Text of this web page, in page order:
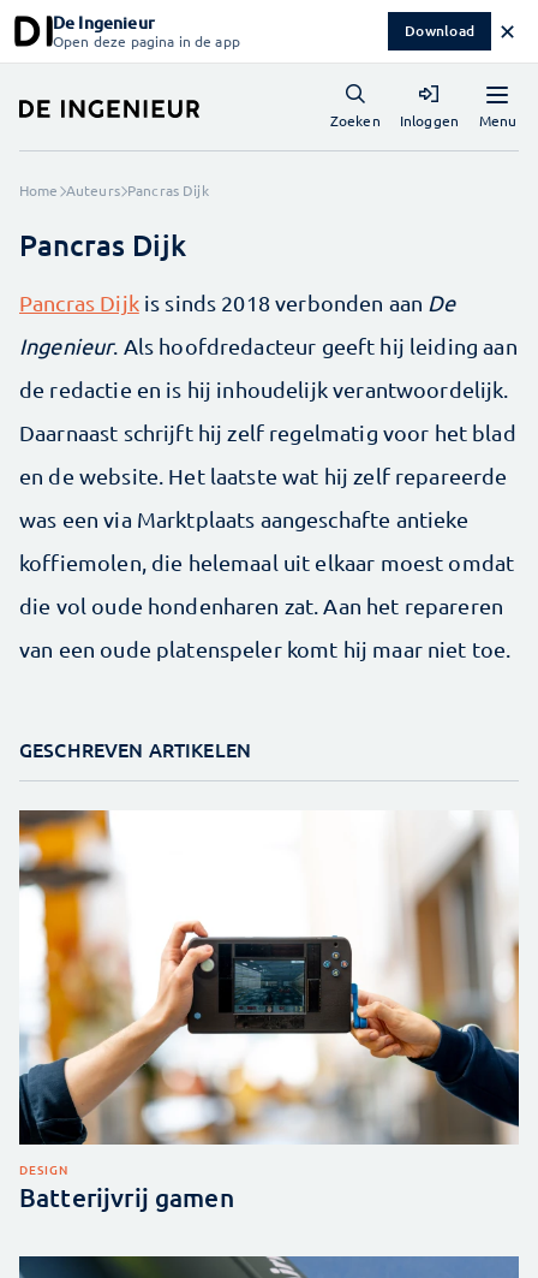
De Ingenieur
Open deze pagina in de app Download ✕
Menu
Zoeken Inloggen
Home Auteurs Pancras Dijk
Pancras Dijk
Pancras Dijkis sinds 2018 verbonden aan De
Ingenieur. Als hoofdredacteur geeft hij leiding aan
de redactie en is hij inhoudelijk verantwoordelijk.
Daarnaast schrijft hij zelf regelmatig voor het blad
en de website. Het laatste wat hij zelf repareerde
was een via Marktplaats aangeschafte antieke
koffiemolen, die helemaal uit elkaar moest omdat
die vol oude hondenharen zat. Aan het repareren
van een oude platenspeler komt hij maar niet toe.
GESCHREVEN ARTIKELEN
DESIGN
Batterijvrij gamen